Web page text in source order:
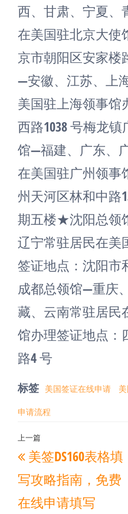
西、甘肃、宁夏、
在美国驻北京大使
京市朝阳区安家
—安徽、江苏、上
美国驻上海领事馆
西路1038 号梅龙
馆—福建、广东、
在美国驻广州领事
州天河区林和中路
期五楼★沈阳总领
辽宁常驻居民在美
签证地点：沈阳市
成都总领馆—重庆
藏、云南常驻居民
馆办理签证地点：
路4 号
标签 美国签证在线申请
申请流程
文
章
导
航
上
一
篇
上一篇
美签DS160表格填
写攻略指南，免费
在线申请填写